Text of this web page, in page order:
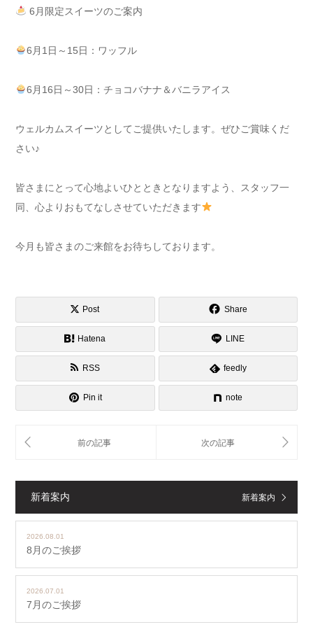
6月限定スイーツのご案内
6月1日～15日：ワッフル
6月16日～30日：チョコバナナ＆バニラアイス
ウェルカムスイーツとしてご提供いたします。ぜひご賞味くだ
さい♪
皆さまにとって心地よいひとときとなりますよう、スタッフ一
同、心よりおもてなしさせていただきます
今月も皆さまのご来館をお待ちしております。
Post Share
Hatena LINE
RSS feedly
Pin it note
新着案内 新着案内
2026.08.01
8月のご挨拶
2026.07.01
7月のご挨拶